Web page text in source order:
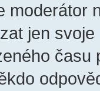
moderátor
jen